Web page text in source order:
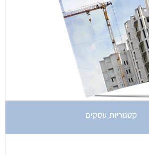
קטגוריות עסקים